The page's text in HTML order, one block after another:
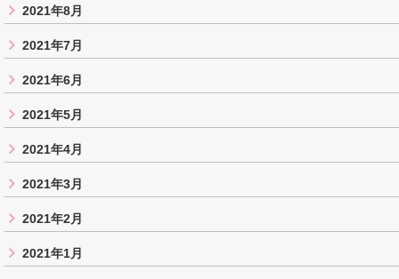
2021年8月
2021年7月
2021年6月
2021年5月
2021年4月
2021年3月
2021年2月
2021年1月